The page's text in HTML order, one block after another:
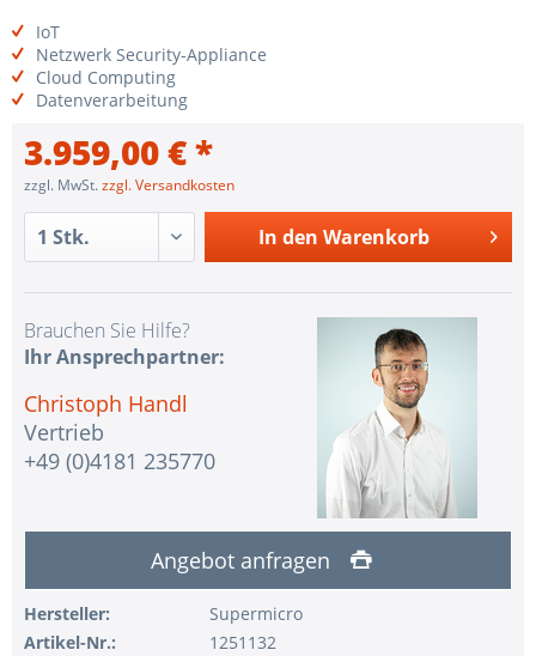
IoT
Netzwerk Security-Appliance
Cloud Computing
Datenverarbeitung
3.959,00 € *
zzgl. MwSt.zzgl. Versandkosten
In den Warenkorb
Brauchen Sie Hilfe?
Ihr Ansprechpartner:
Christoph Handl
Vertrieb
+49 (0)4181 235770
Angebot anfragen
Hersteller:
Supermicro
Artikel-Nr.:
1251132